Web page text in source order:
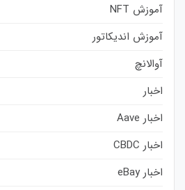
آموزش NFT
آموزش اندیکاتور
آوالانچ
اخبار
اخبار Aave
اخبار CBDC
اخبار eBay